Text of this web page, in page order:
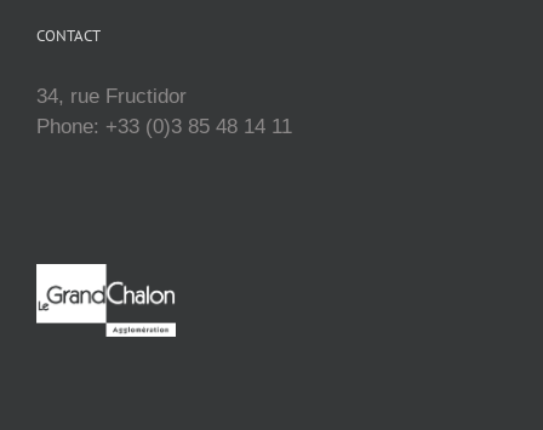
CONTACT
34, rue Fructidor
Phone: +33 (0)3 85 48 14 11